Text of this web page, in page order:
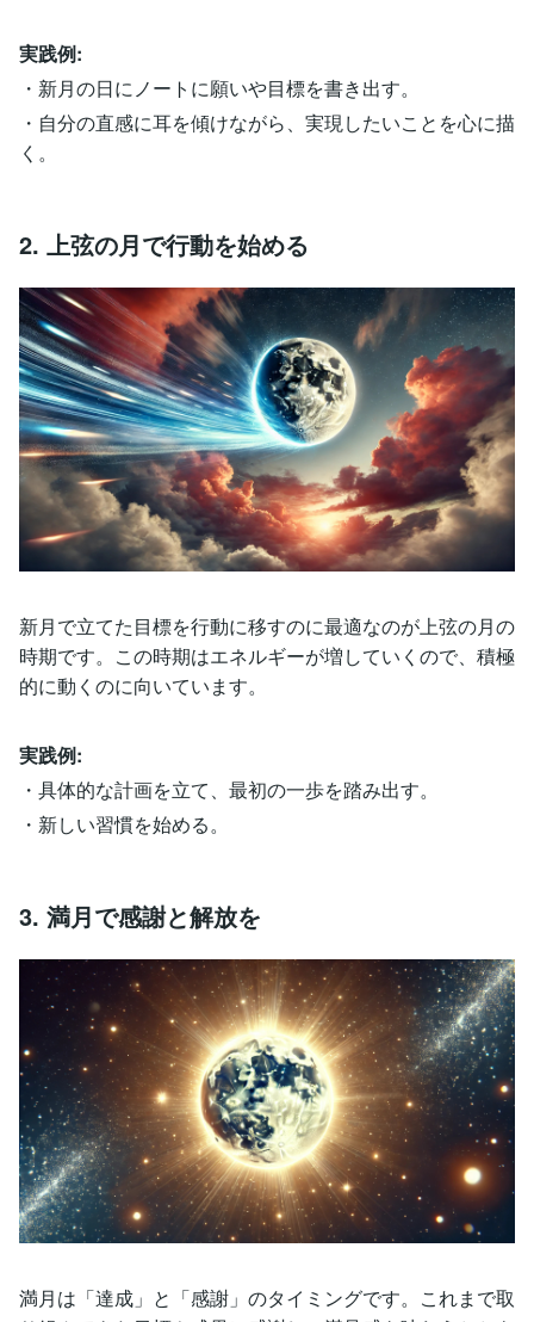
実践例:
・新月の日にノートに願いや目標を書き出す。
・自分の直感に耳を傾けながら、実現したいことを心に描
く。
2. 上弦の月で行動を始める
新月で立てた目標を行動に移すのに最適なのが上弦の月の
時期です。この時期はエネルギーが増していくので、積極
的に動くのに向いています。
実践例:
・具体的な計画を立て、最初の一歩を踏み出す。
・新しい習慣を始める。
3. 満月で感謝と解放を
満月は「達成」と「感謝」のタイミングです。これまで取